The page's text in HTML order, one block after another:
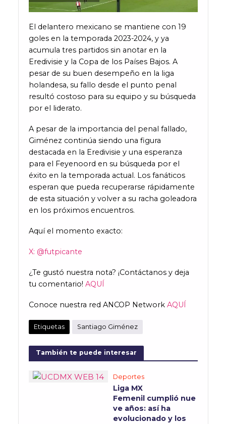
El delantero mexicano se mantiene con 19
goles en la temporada 2023-2024, y ya
acumula tres partidos sin anotar en la
Eredivisie y la Copa de los Países Bajos. A
pesar de su buen desempeño en la liga
holandesa, su fallo desde el punto penal
resultó costoso para su equipo y su búsqueda
por el liderato.
A pesar de la importancia del penal fallado,
Giménez continúa siendo una figura
destacada en la Eredivisie y una esperanza
para el Feyenoord en su búsqueda por el
éxito en la temporada actual. Los fanáticos
esperan que pueda recuperarse rápidamente
de esta situación y volver a su racha goleadora
en los próximos encuentros.
Aquí el momento exacto:
X: @futpicante
¿Te gustó nuestra nota? ¡Contáctanos y deja
tu comentario! AQUÍ
Conoce nuestra red ANCOP Network AQUÍ
Etiquetas Santiago Giménez
También te puede interesar
Deportes
Liga MX
Femenil cumplió nue
ve años: así ha
evolucionado y los